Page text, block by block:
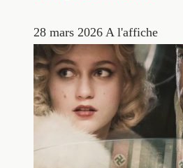
28 mars 2026 A l'affiche